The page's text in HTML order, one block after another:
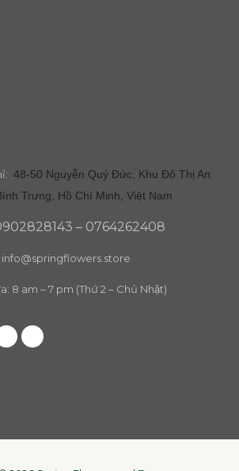
48-50 Nguyễn Quý Đức, Khu Đô Thị An
Trưng, Hồ Chí Minh, Việt Nam
– 0764262408
info@springflowers.store
8 am – 7 pm (Thứ 2 – Chủ Nhật)
Instagram
Tiktok